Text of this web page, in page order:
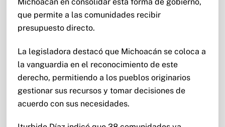
que permite a las comunidades recibir
presupuesto directo.
La legisladora destacó que Michoacán se coloca a
la vanguardia en el reconocimiento de este
derecho, permitiendo a los pueblos originarios
gestionar sus recursos y tomar decisiones de
acuerdo con sus necesidades.